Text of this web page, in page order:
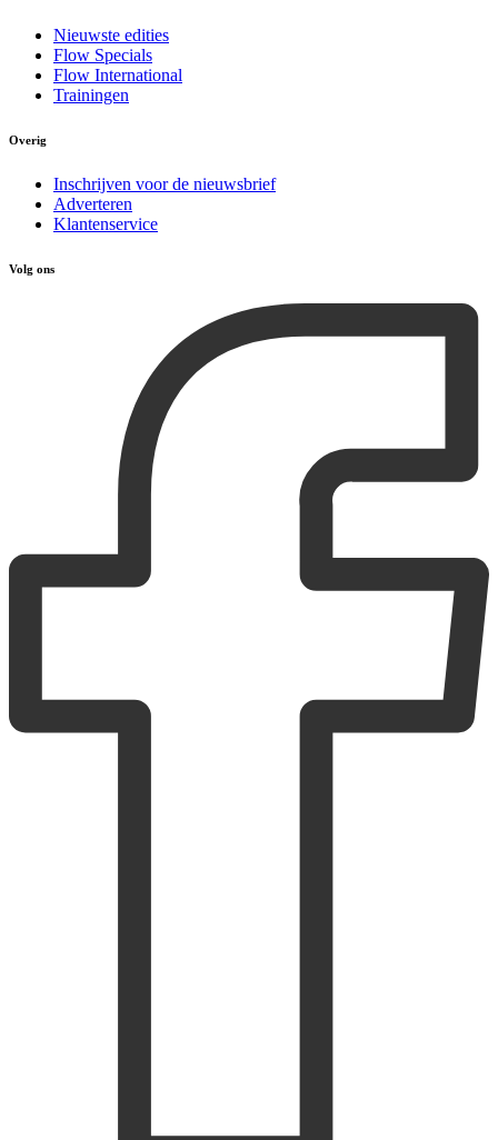
Nieuwste edities
Flow Specials
Flow International
Trainingen
Overig
Inschrijven voor de nieuwsbrief
Adverteren
Klantenservice
Volg ons